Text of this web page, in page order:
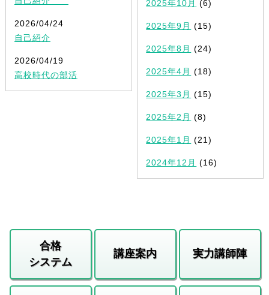
2026/04/24
自己紹介
2026/04/19
高校時代の部活
2025年10月 (6)
2025年9月 (15)
2025年8月 (24)
2025年4月 (18)
2025年3月 (15)
2025年2月 (8)
2025年1月 (21)
2024年12月 (16)
合格
システム
講座案内 実力講師陣